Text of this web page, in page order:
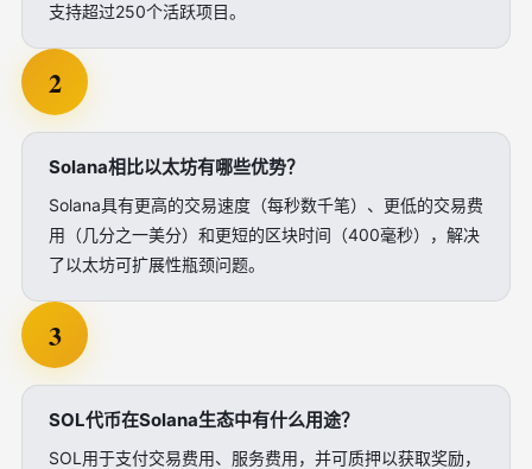
支持超过250个活跃项目。
2
Solana相比以太坊有哪些优势？
Solana具有更高的交易速度（每秒数千笔）、更低的交易费
用（几分之一美分）和更短的区块时间（400毫秒），解决
了以太坊可扩展性瓶颈问题。
3
SOL代币在Solana生态中有什么用途？
SOL用于支付交易费用、服务费用，并可质押以获取奖励，